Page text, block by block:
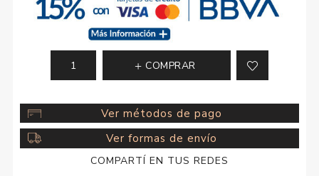
COMPRAR
Ver métodos de pago
Ver formas de envío
COMPARTÍ EN TUS REDES